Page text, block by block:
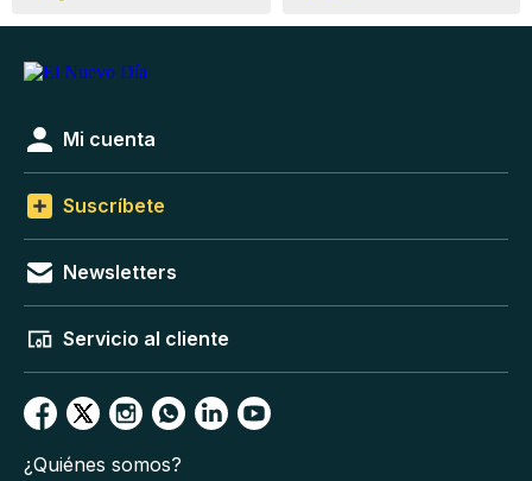
Mi cuenta
Suscríbete
Newsletters
Servicio al cliente
¿Quiénes somos?